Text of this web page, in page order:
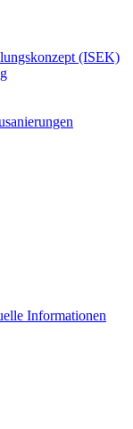
(ISEK)
Informationen